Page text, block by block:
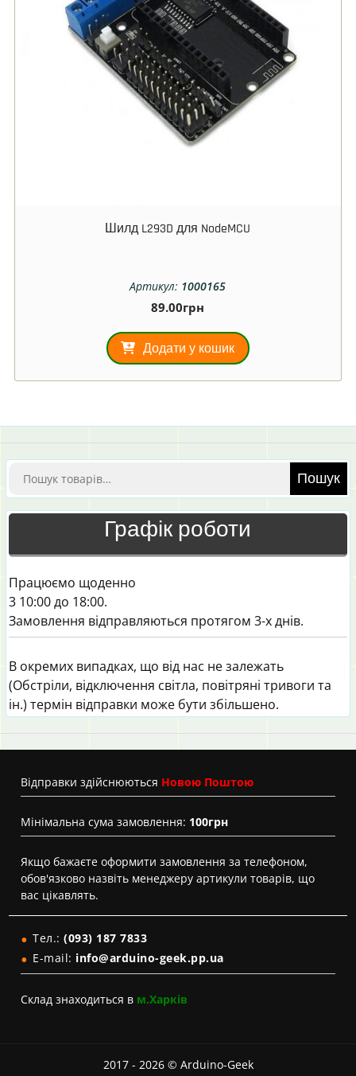
Шилд L293D для NodeMCU
Артикул: 1000165
89.00грн
Додати у кошик
Шукати: Пошук
Графік роботи
Працюємо щоденно
3 10:00 до 18:00.
Замовлення відправляються протягом 3-х днів.
В окремих випадках, що від нас не залежать
(Обстріли, відключення світла, повітряні тривоги та
ін.) термін відправки може бути збільшено.
Вiдправки здійснюються Новою Поштою
Мінімальна сума замовлення: 100грн
Якщо бажаєте оформити замовлення за телефоном,
обов'язково назвіть менеджеру артикули товарів, що
вас цікавлять.
Тел.: (093) 187 7833
E-mail: info@arduino-geek.pp.ua
Склад знаходиться в м.Харків
2017 - 2026 © Arduino-Geek